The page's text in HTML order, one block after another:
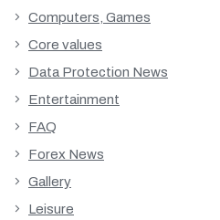
Computers, Games
Core values
Data Protection News
Entertainment
FAQ
Forex News
Gallery
Leisure